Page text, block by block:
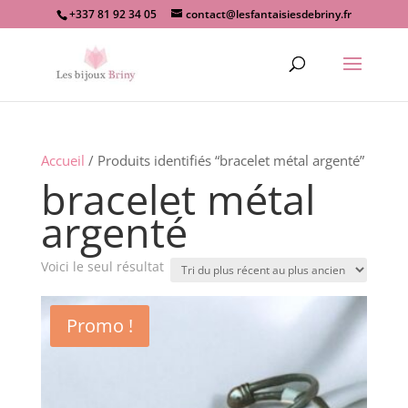
+337 81 92 34 05 contact@lesfantaisiesdebriny.fr
Accueil / Produits identifiés “bracelet métal argenté”
bracelet métal
argenté
Voici le seul résultat
Promo !